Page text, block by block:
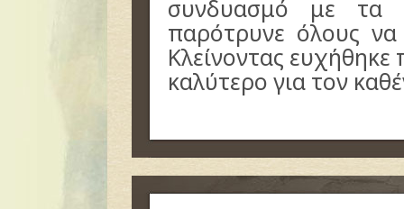
συνδυασμό με τα
παρότρυνε όλους να
Κλείνοντας ευχήθηκε
καλύτερο για τον